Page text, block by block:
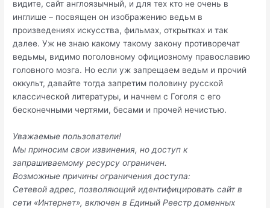
видите, сайт англоязычный, и для тех кто не очень в
инглише – посвящен он изображению ведьм в
произведениях искусства, фильмах, открытках и так
далее. Уж не знаю какому такому закону противоречат
ведьмы, видимо поголовному официозному православию
головного мозга. Но если уж запрещаем ведьм и прочий
оккульт, давайте тогда запретим половину русской
классической литературы, и начнем с Гоголя с его
бесконечными чертями, бесами и прочей нечистью.
Уважаемые пользователи!
Мы приносим свои извинения, но доступ к
запрашиваемому ресурсу ограничен.
Возможные причины ограничения доступа:
Сетевой адрес, позволяющий идентифицировать сайт в
сети «Интернет», включен в Единый Реестр доменных